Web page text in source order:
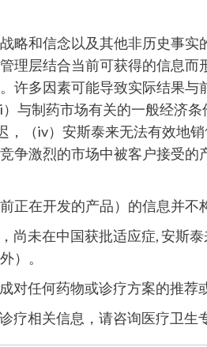
略和信念以及其他非历史事实
理层结合当前可获得的信息而
许多因素可能导致实际结果与
与制药市场有关的一般经济
，（iv）安斯泰来无法有效地
争激烈的市场中被客户接受的
正在开发的产品）的信息并不
尚未在中国获批适应症, 安斯
）。
对任何药物或诊疗方案的推荐
疗相关信息，请咨询医疗卫生